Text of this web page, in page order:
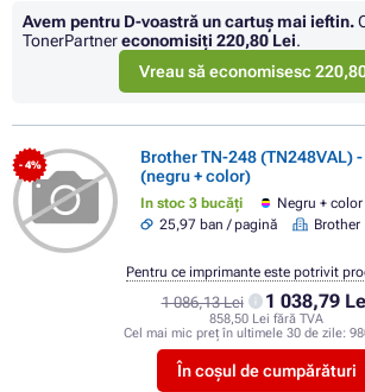
Avem pentru D-voastră un cartuș mai ieftin.
TonerPartnereconomisiţi 220,80 Lei.
Vreau să economisesc
- 4%
Brother TN-248 (TN248VAL)
(negru + color)
In stoc 3 bucăți Negru + color
25,97 ban / pagină
Brother
1 086,13 Lei 1 038,79
858,50 Lei fără TVA
Cel mai mic preț în ultimele 30 de zile:
În coșul de cumpărături
Pentru ce imprimante este potrivit